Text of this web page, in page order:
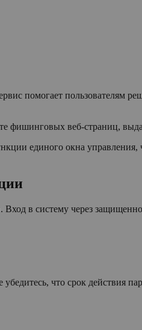
помогает пользователям
фишинговых веб-страниц,
единого окна управления,
в систему через
что срок действия